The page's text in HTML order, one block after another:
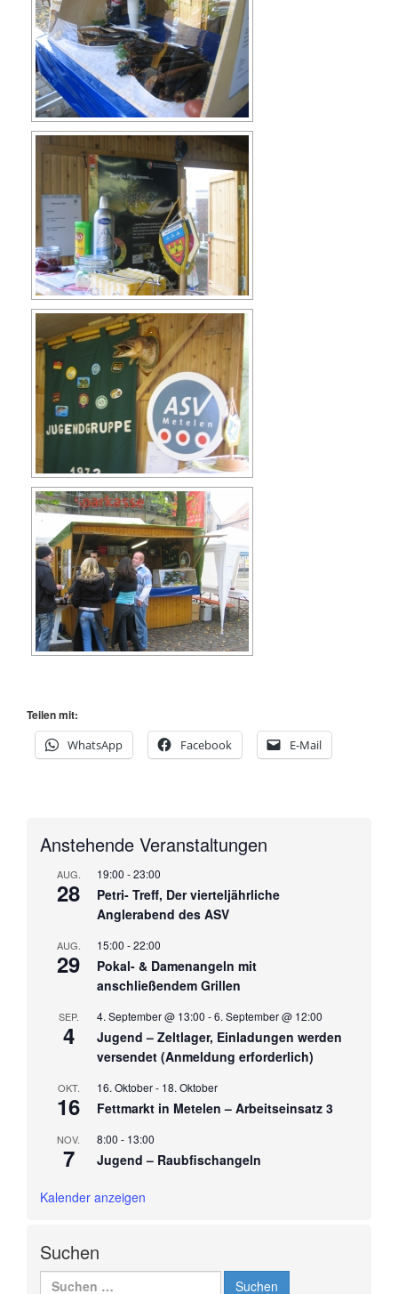
Teilen mit:
WhatsApp
Facebook E-Mail
Anstehende Veranstaltungen
AUG.
28
19:00 -23:00
Petri- Treff, Der vierteljährliche
Anglerabend des ASV
AUG.
29
15:00 -22:00
Pokal- & Damenangeln mit
anschließendem Grillen
SEP.
4
4. September @ 13:00 -6. September @ 12:00
Jugend – Zeltlager, Einladungen werden
versendet (Anmeldung erforderlich)
OKT.
16
16. Oktober- 18. Oktober
Fettmarkt in Metelen – Arbeitseinsatz 3
NOV.
7
8:00 - 13:00
Jugend – Raubfischangeln
Kalender anzeigen
Suchen